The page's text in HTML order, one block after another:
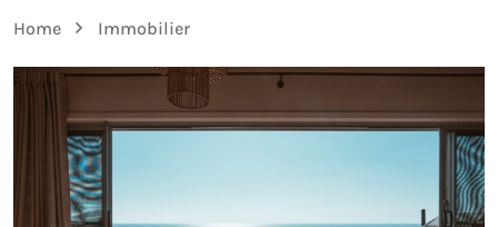
Home Immobilier